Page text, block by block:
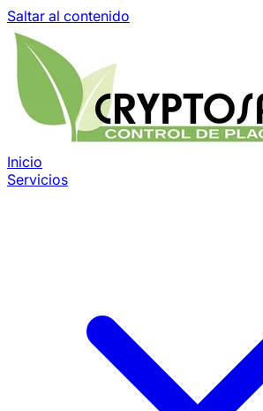
Saltar al contenido
Inicio
Servicios